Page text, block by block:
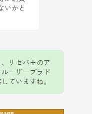
いかと
リセバ王のア
ーザープラド
ていますね。